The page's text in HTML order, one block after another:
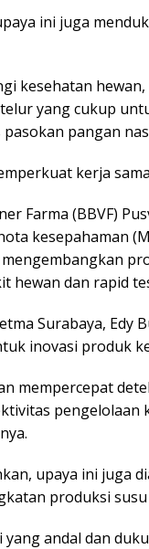
ini juga
kesehatan
yang cukup
pangan
kerja
Farma (BBVF)
kesepahaman
hewan dan rapid
Surabaya, Edy
inovasi produk
mempercepat
pengelolaan
upaya ini juga
produksi
yang andal dan